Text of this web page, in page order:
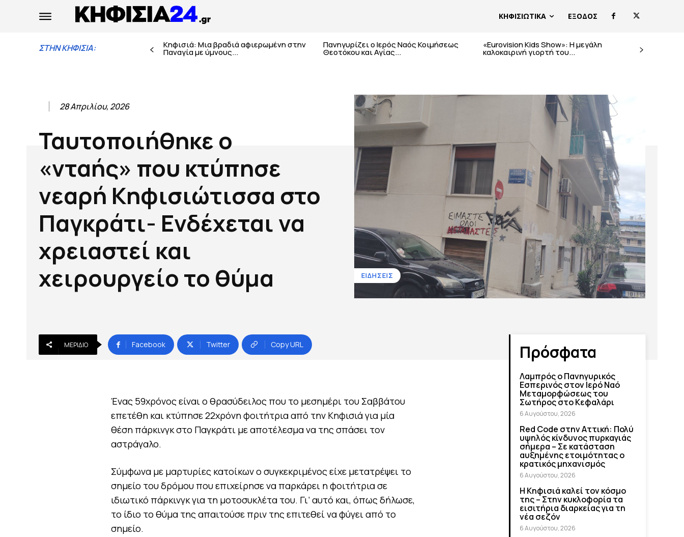
ΚΗΦΙΣΙΩΤΙΚΑ ΕΞΟΔΟΣ
ΣΤΗΝ ΚΗΦΙΣΙΑ: Κηφισιά: Μια βραδιά αφιερωμένη στην
Παναγία με ύμνους...
Πανηγυρίζει ο Ιερός Ναός Κοιμήσεως
Θεοτόκου και Αγίας...
«Eurovision Kids Show»: Η μεγάλη
καλοκαιρινή γιορτή του...
28 Απριλίου, 2026
Ταυτοποιήθηκε ο
«νταής» που κτύπησε
νεαρή Κηφισιώτισσα στο
Παγκράτι- Ενδέχεται να
χρειαστεί και
χειρουργείο το θύμα
ΕΙΔΗΣΕΙΣ
ΜΕΡΊΔΙΟ Facebook Twitter Copy URL
Ένας 59χρόνος είναι ο θρασύδειλος που το μεσημέρι του Σαββάτου
επετέθη και κτύπησε 22χρόνη φοιτήτρια από την Κηφισιά για μία
θέση πάρκινγκ στο Παγκράτι με αποτέλεσμα να της σπάσει τον
αστράγαλο.
Σύμφωνα με μαρτυρίες κατοίκων ο συγκεκριμένος είχε μετατρέψει το
σημείο του δρόμου που επιχείρησε να παρκάρει η φοιτήτρια σε
ιδιωτικό πάρκινγκ για τη μοτοσυκλέτα του. Γι’ αυτό και, όπως δήλωσε,
το ίδιο το θύμα της απαιτούσε πριν της επιτεθεί να φύγει από το
σημείο.
Πρόσφατα
Λαμπρός ο Πανηγυρικός
Εσπερινός στον Ιερό Ναό
Μεταμορφώσεως του
Σωτήρος στο Κεφαλάρι
6 Αυγούστου, 2026
Red Code στην Αττική: Πολύ
υψηλός κίνδυνος πυρκαγιάς
σήμερα – Σε κατάσταση
αυξημένης ετοιμότητας ο
κρατικός μηχανισμός
6 Αυγούστου, 2026
Η Κηφισιά καλεί τον κόσμο
της – Στην κυκλοφορία τα
εισιτήρια διαρκείας για τη
νέα σεζόν
6 Αυγούστου, 2026